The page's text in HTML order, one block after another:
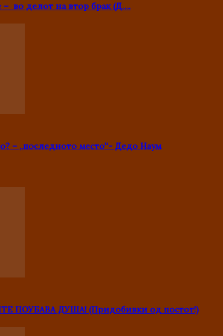
– во делот на втор брак (Д….
– „последното место“- Дедо Наум
ПОУБАВА ДУША! (Придобивки од постот!)